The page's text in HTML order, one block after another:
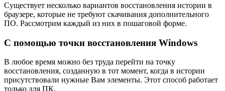
Существует несколько вариантов восстановления истории в
браузере, которые не требуют скачивания дополнительного
ПО. Рассмотрим каждый из них в пошаговой форме.
С помощью точки восстановления Windows
В любое время можно без труда перейти на точку
восстановления, созданную в тот момент, когда в истории
присутствовали нужные Вам элементы. Этот способ работает
только для ПК.